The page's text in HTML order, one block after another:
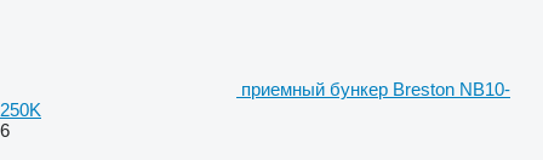
приемный бункер Breston NB10-
250K
6